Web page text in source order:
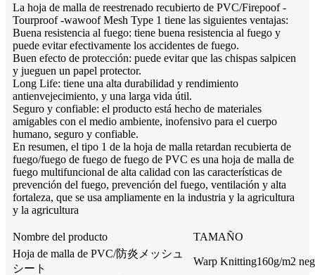
La hoja de malla de reestrenado recubierto de PVC/Firepoof -
Tourproof -wawoof Mesh Type 1 tiene las siguientes ventajas:
Buena resistencia al fuego: tiene buena resistencia al fuego y
puede evitar efectivamente los accidentes de fuego.
Buen efecto de protección: puede evitar que las chispas salpicen
y jueguen un papel protector.
Long Life: tiene una alta durabilidad y rendimiento
antienvejecimiento, y una larga vida útil.
Seguro y confiable: el producto está hecho de materiales
amigables con el medio ambiente, inofensivo para el cuerpo
humano, seguro y confiable.
En resumen, el tipo 1 de la hoja de malla retardan recubierta de
fuego/fuego de fuego de fuego de PVC es una hoja de malla de
fuego multifuncional de alta calidad con las características de
prevención del fuego, prevención del fuego, ventilación y alta
fortaleza, que se usa ampliamente en la industria y la agricultura
y la agricultura
Nombre del producto
TAMAÑO
Hoja de malla de PVC/防炎メッシュ
シート
Warp Knitting160g/m2